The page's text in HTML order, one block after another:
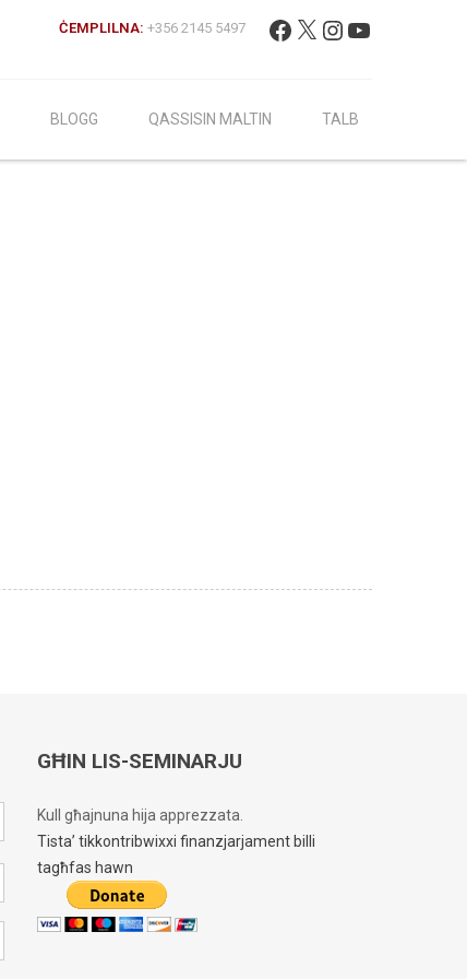
Fittex: Facebook
X Instagram
YouTube
ĊEMPLILNA: +356 2145 5497
BLOGG QASSISIN MALTIN TALB
GĦIN LIS-SEMINARJU
Kull għajnuna hija apprezzata.
Tista’ tikkontribwixxi finanzjarjament billi
tagħfas hawn